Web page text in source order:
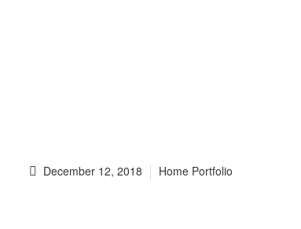
December 12, 2018 Home Portfolio